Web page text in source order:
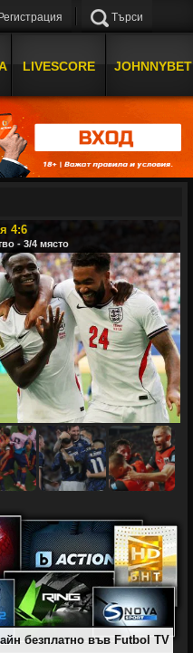
Търси
LIVESCORE JOHNNYBET
4:6
- 3/4 място
безплатно във Futbol TV